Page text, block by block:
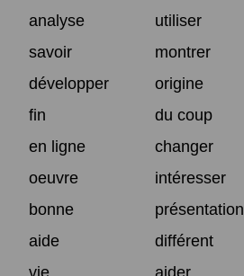
analyse
utiliser
savoir
montrer
développer
origine
fin
du coup
en ligne
changer
oeuvre
intéresser
bonne
présentation
aide
différent